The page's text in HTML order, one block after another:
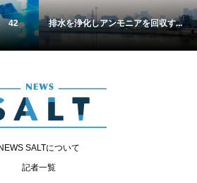
42
排水を浄化しアンモニアを回収す...
NEWS SALTについて
記者一覧